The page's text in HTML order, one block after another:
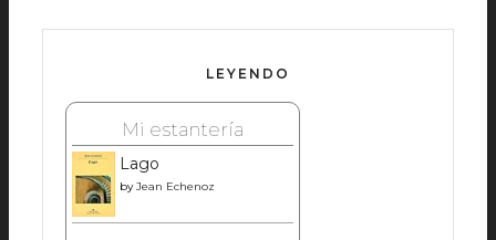
LEYENDO
Mi estantería
Lago
byJean Echenoz